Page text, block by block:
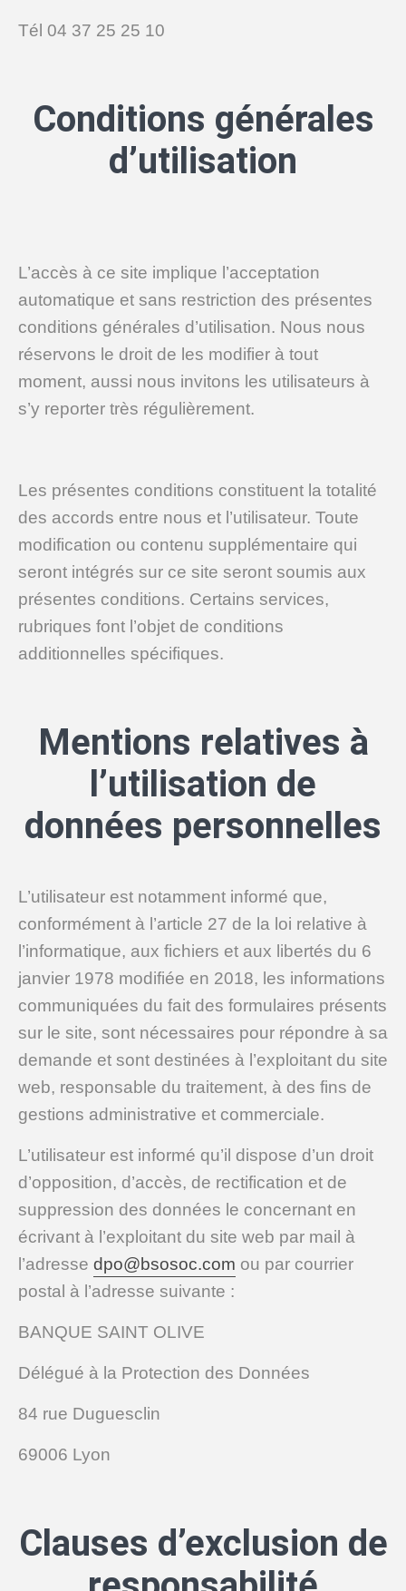
Tél 04 37 25 25 10
Conditions générales
d’utilisation
L’accès à ce site implique l’acceptation
automatique et sans restriction des présentes
conditions générales d’utilisation. Nous nous
réservons le droit de les modifier à tout
moment, aussi nous invitons les utilisateurs à
s’y reporter très régulièrement.
Les présentes conditions constituent la totalité
des accords entre nous et l’utilisateur. Toute
modification ou contenu supplémentaire qui
seront intégrés sur ce site seront soumis aux
présentes conditions. Certains services,
rubriques font l’objet de conditions
additionnelles spécifiques.
Mentions relatives à
l’utilisation de
données personnelles
L’utilisateur est notamment informé que,
conformément à l’article 27 de la loi relative à
l’informatique, aux fichiers et aux libertés du 6
janvier 1978 modifiée en 2018, les informations
communiquées du fait des formulaires présents
sur le site, sont nécessaires pour répondre à sa
demande et sont destinées à l’exploitant du site
web, responsable du traitement, à des fins de
gestions administrative et commerciale.
L’utilisateur est informé qu’il dispose d’un droit
d’opposition, d’accès, de rectification et de
suppression des données le concernant en
écrivant à l’exploitant du site web par mail à
l’adresse dpo@bsosoc.com ou par courrier
postal à l’adresse suivante :
BANQUE SAINT OLIVE
Délégué à la Protection des Données
84 rue Duguesclin
69006 Lyon
Clauses d’exclusion de